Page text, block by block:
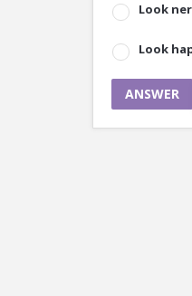
Look
Look
ANSWER